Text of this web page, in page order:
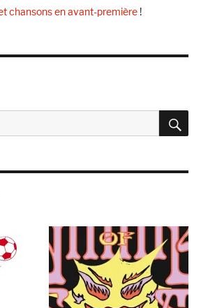
chansons en avant-première !